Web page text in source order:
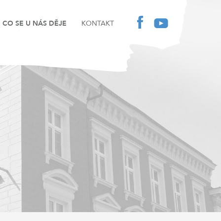
CO SE U NÁS DĚJE KONTAKT